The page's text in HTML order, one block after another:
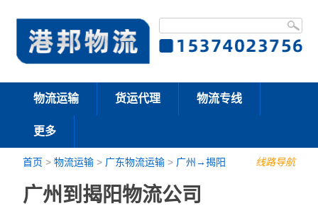
物流运输 货运代理 物流专线
更多
线路导航
首页 >物流运输 > 广东物流运输 > 广州→揭阳
广州到揭阳物流公司